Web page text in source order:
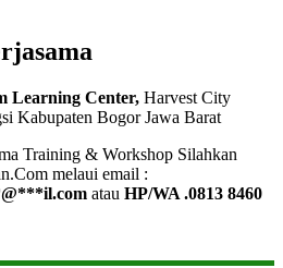
Learning Center, Harvest City
Kabupaten Bogor Jawa Barat
Training & Workshop Silahkan
melaui email :
@***il.com atau HP/WA .0813 8460